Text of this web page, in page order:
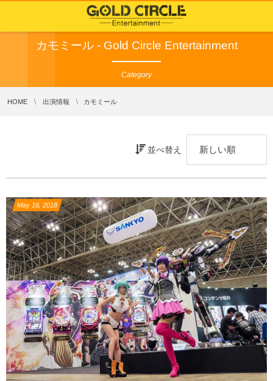
カモミール - Gold Circle Entertainment
Category
HOME 出演情報 カモミール
並べ替え
May 16,2018